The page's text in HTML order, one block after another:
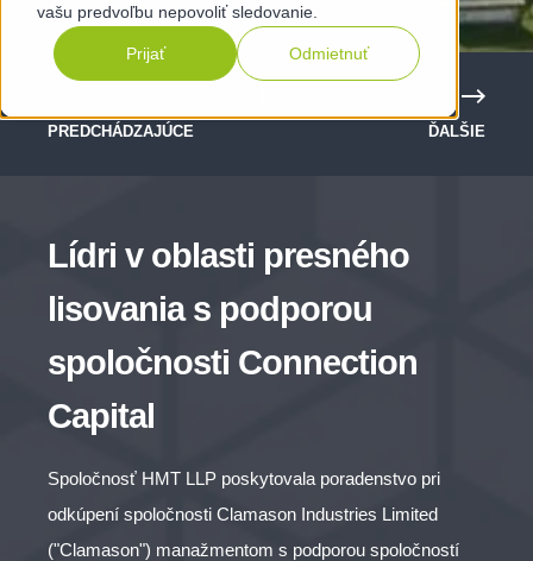
vašu predvoľbu nepovoliť sledovanie.
Prijať Odmietnuť
PREDCHÁDZAJÚCE ĎALŠIE
Lídri v oblasti presného
lisovania s podporou
spoločnosti Connection
Capital
Spoločnosť HMT LLP poskytovala poradenstvo pri
odkúpení spoločnosti Clamason Industries Limited
("Clamason") manažmentom s podporou spoločností